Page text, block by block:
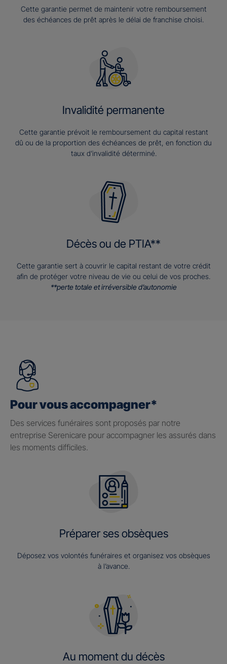
Cette garantie permet de maintenir votre remboursement
des échéances de prêt après le délai de franchise choisi.
Invalidité permanente
Cette garantie prévoit le remboursement du capital restant
dû ou de la proportion des échéances de prêt, en fonction du
taux d’invalidité déterminé.
Décès ou de PTIA**
Cette garantie sert à couvrir le capital restant de votre crédit
afin de protéger votre niveau de vie ou celui de vos proches.
**perte totale et irréversible d’autonomie
Pour vous accompagner*
Des services funéraires sont proposés par notre
entreprise Serenicare pour accompagner les assurés dans
les moments difficiles.
Préparer ses obsèques
Déposez vos volontés funéraires et organisez vos obsèques
à l’avance.
Au moment du décès